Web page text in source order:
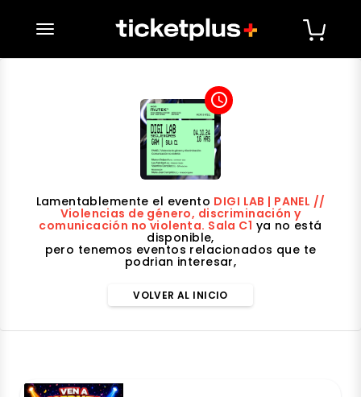
desplegar navegación
access_time
Lamentablemente el evento DIGI LAB | PANEL //
Violencias de género, discriminación y
comunicación no violenta. Sala C1 ya no está
disponible,
pero tenemos eventos relacionados que te
podrian interesar,
VOLVER AL INICIO